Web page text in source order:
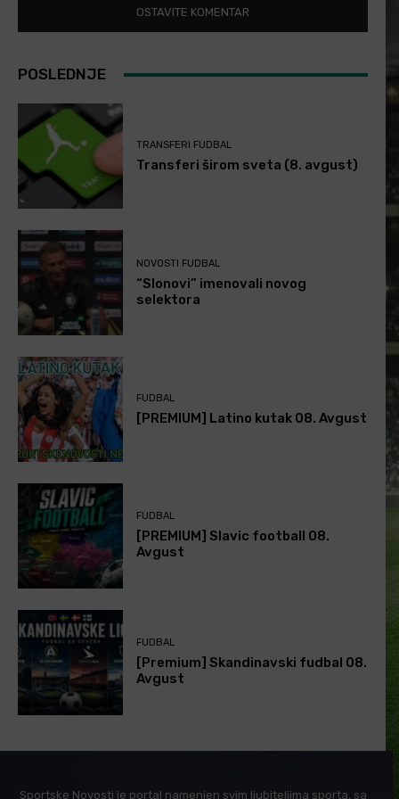
POSLEDNJE
TRANSFERI FUDBAL
Transferi širom sveta (8. avgust)
NOVOSTI FUDBAL
“Slonovi” imenovali novog
selektora
FUDBAL
[PREMIUM] Latino kutak 08. Avgust
FUDBAL
[PREMIUM] Slavic football 08.
Avgust
FUDBAL
[Premium] Skandinavski fudbal 08.
Avgust
Sportske Novosti je portal namenjen svim ljubiteljima sporta, sa